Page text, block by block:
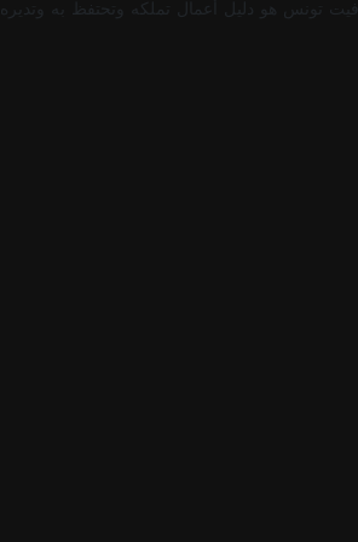
تونس هو دليل أعمال تملكه وتحتفظ به وتديره